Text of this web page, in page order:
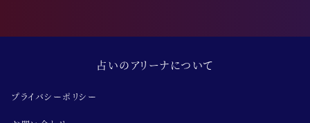
占いのアリーナについて
プライバシーポリシー